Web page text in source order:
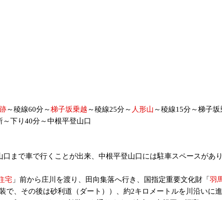
～稜線60分～梯子坂乗越 ～稜線25分～ 人形山 ～稜線15分～梯子
下り40分～中根平登山口
まで車で行くことが出来、中根平登山口には駐車スペースがあ
宅 」前から庄川を渡り、田向集落へ行き、国指定重要文化財「 羽
で、その後は砂利道（ダート））、約2キロメートルを川沿いに